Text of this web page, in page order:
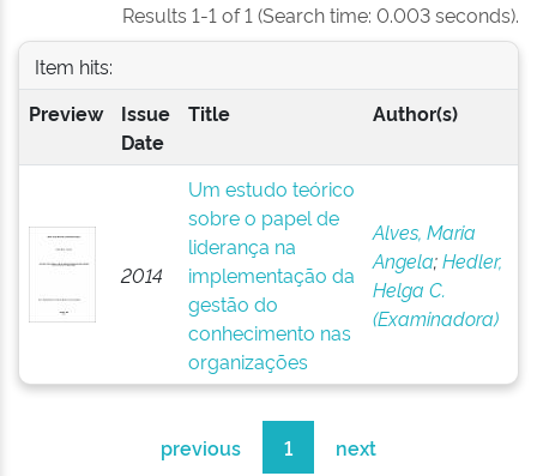
Results 1-1 of 1 (Search time: 0.003 seconds).
Item hits:
Preview
Issue
Date
Title Author(s)
2014
Um estudo teórico
sobre o papel de
liderança na
implementação da
gestão do
conhecimento nas
organizações
Alves, Maria
Angela;Hedler,
Helga C.
(Examinadora)
previous 1 next